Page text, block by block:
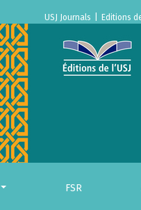
USJ Journals Editions
FSR